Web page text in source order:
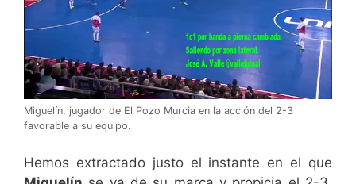
Miguelín, jugador de El Pozo Murcia en la acción del 2-3
favorable a su equipo.
Hemos extractado justo el instante en el que